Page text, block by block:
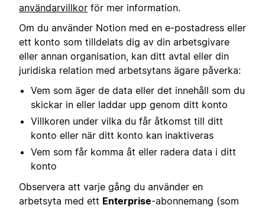
användarvillkor för mer information.
Om du använder Notion med en e-postadress eller
ett konto som tilldelats dig av din arbetsgivare
eller annan organisation, kan ditt avtal eller din
juridiska relation med arbetsytans ägare påverka:
Vem som äger de data eller det innehåll som du
skickar in eller laddar upp genom ditt konto
Villkoren under vilka du får åtkomst till ditt
konto eller när ditt konto kan inaktiveras
Vem som får komma åt eller radera data i ditt
konto
Observera att varje gång du använder en
arbetsyta med ett Enterprise-abonnemang (som